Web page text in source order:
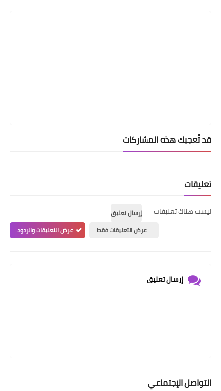
قد تُعجبك هذه المشاركات
تعليقات
ليست هناك تعليقات
إرسال تعليق
عرض التعليقات فقط
عرض التعليقات والردود
إرسال تعليق
التواصل الإجتماعي